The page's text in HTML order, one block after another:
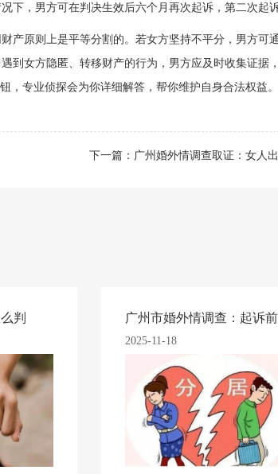
，男方可在判决生效后六个月再次起诉，第二次起
产原则上是平等分割的。若女方坚持不平分，男方可
到女方隐匿、转移财产的行为，男方应及时收集证
，专业侦探会为你详细解答，帮你维护自身合法权益。
下一篇： 广州婚外情调查取证：女人
判
2025-11-18